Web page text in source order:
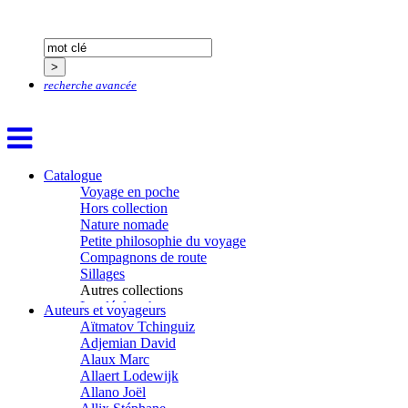
recherche avancée
Catalogue
Voyage en poche
Hors collection
Nature nomade
Petite philosophie du voyage
Compagnons de route
Sillages
Autres collections
La clé des champs
Chemins d’étoiles
Visions
Auteurs et voyageurs
Aïtmatov Tchinguiz
Adjemian David
Alaux Marc
Allaert Lodewijk
Allano Joël